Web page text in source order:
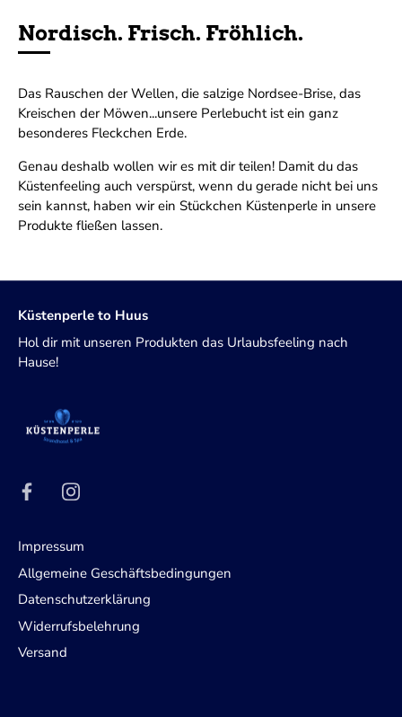
Nordisch. Frisch. Fröhlich.
Das Rauschen der Wellen, die salzige Nordsee-Brise, das
Kreischen der Möwen...unsere Perlebucht ist ein ganz
besonderes Fleckchen Erde.
Genau deshalb wollen wir es mit dir teilen! Damit du das
Küstenfeeling auch verspürst, wenn du gerade nicht bei uns
sein kannst, haben wir ein Stückchen Küstenperle in unsere
Produkte fließen lassen.
Küstenperle to Huus
Hol dir mit unseren Produkten das Urlaubsfeeling nach
Hause!
Impressum
Allgemeine Geschäftsbedingungen
Datenschutzerklärung
Widerrufsbelehrung
Versand